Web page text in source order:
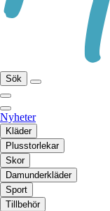
Sök
Nyheter
Kläder
Plusstorlekar
Skor
Damunderkläder
Sport
Tillbehör